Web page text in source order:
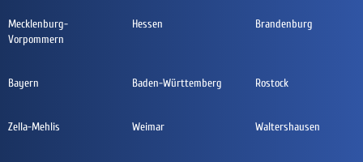
Mecklenburg-
Vorpommern
Hessen Brandenburg
Bayern Baden-Württemberg Rostock
Zella-Mehlis Weimar Waltershausen